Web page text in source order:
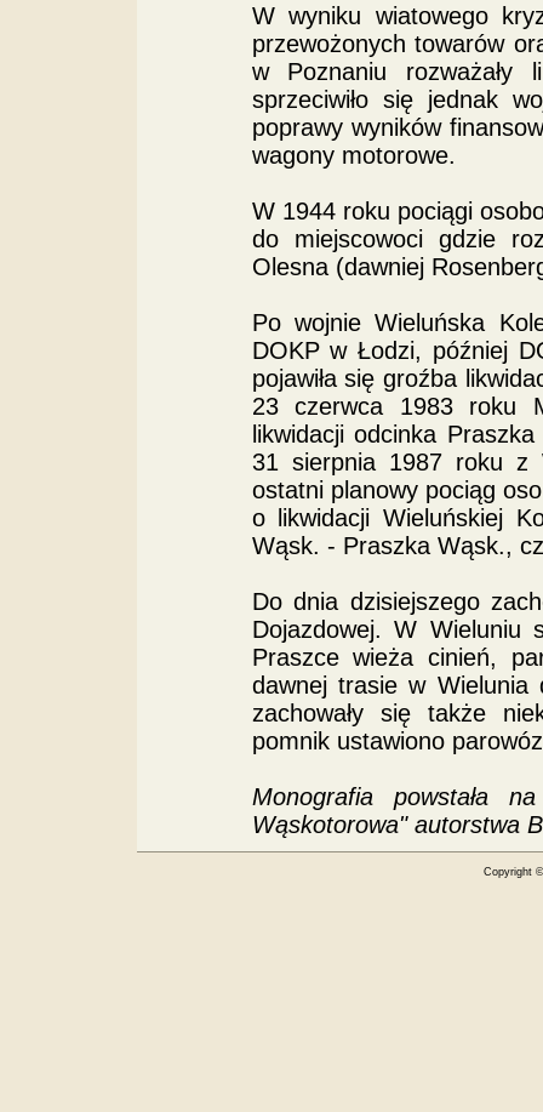
W wyniku wiatowego
przewożonych towarów
w Poznaniu rozważały
sprzeciwiło się jednak
poprawy wyników
wagony motorowe.
W 1944 roku pociągi
do miejscowoci gdzie
Olesna (dawniej
Po wojnie Wieluńska
DOKP w Łodzi, później
pojawiła się groźba
23 czerwca 1983 roku
likwidacji odcinka
31 sierpnia 1987 roku z
ostatni planowy pociąg
o likwidacji Wieluńskiej
Wąsk. - Praszka Wąsk.,
Do dnia dzisiejszego
Dojazdowej. W Wieluniu
Praszce wieża cinień,
dawnej trasie w Wielunia
zachowały się także
pomnik ustawiono
Monografia powstała
Wąskotorowa" autorstwa
Copyright